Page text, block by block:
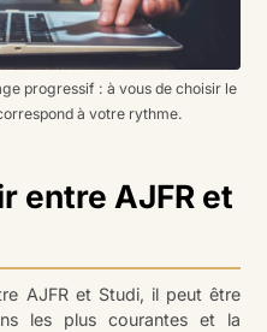
progressif : à vous de choisir le
à votre rythme.
entre AJFR et
AJFR et Studi, il peut être
les plus courantes et la